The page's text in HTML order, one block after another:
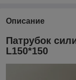
Описание
Патрубок
L150*150